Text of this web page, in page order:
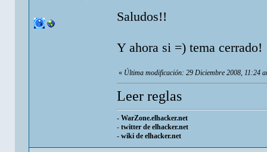
Saludos!!
Y ahora si =) tema cerrado!
«Última modificación: 29 Diciembre 2008, 11:24
Leer reglas
-WarZone.elhacker.net
-twitter de elhacker.net
-wiki de elhacker.net